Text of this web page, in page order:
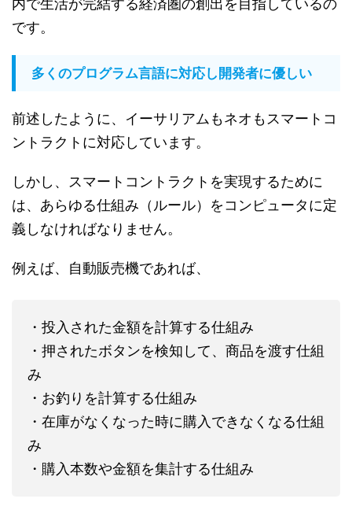
です。
多くのプログラム言語に対応し開発者に優しい
前述したように、イーサリアムもネオもスマートコ
ントラクトに対応しています。
しかし、スマートコントラクトを実現するために
は、あらゆる仕組み（ルール）をコンピュータに定
義しなければなりません。
例えば、自動販売機であれば、
・投入された金額を計算する仕組み
・押されたボタンを検知して、商品を渡す仕組
み
・お釣りを計算する仕組み
・在庫がなくなった時に購入できなくなる仕組
み
・購入本数や金額を集計する仕組み